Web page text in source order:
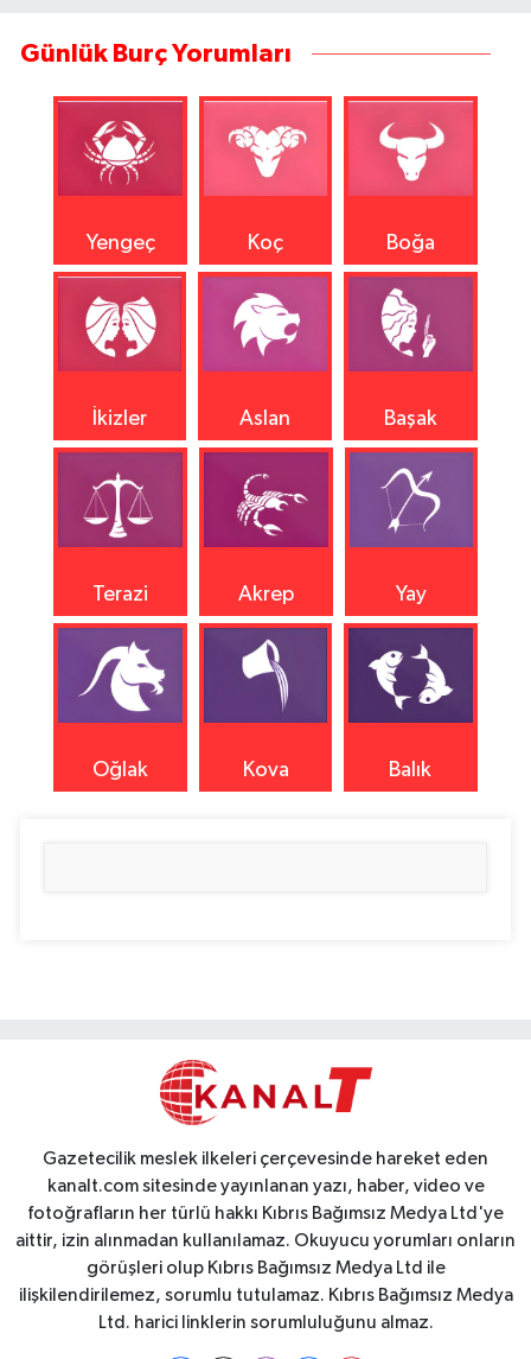
Günlük Burç Yorumları
Yengeç Koç Boğa
İkizler Aslan Başak
Terazi Akrep Yay
Oğlak Kova Balık
Gazetecilik meslek ilkeleri çerçevesinde hareket eden
kanalt.com sitesinde yayınlanan yazı, haber, video ve
fotoğrafların her türlü hakkı Kıbrıs Bağımsız Medya Ltd'ye
aittir, izin alınmadan kullanılamaz. Okuyucu yorumları onların
görüşleri olup Kıbrıs Bağımsız Medya Ltd ile
ilişkilendirilemez, sorumlu tutulamaz. Kıbrıs Bağımsız Medya
Ltd. harici linklerin sorumluluğunu almaz.